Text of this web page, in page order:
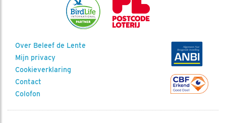
Over Beleef de Lente
Mijn privacy
Cookieverklaring
Contact
Colofon